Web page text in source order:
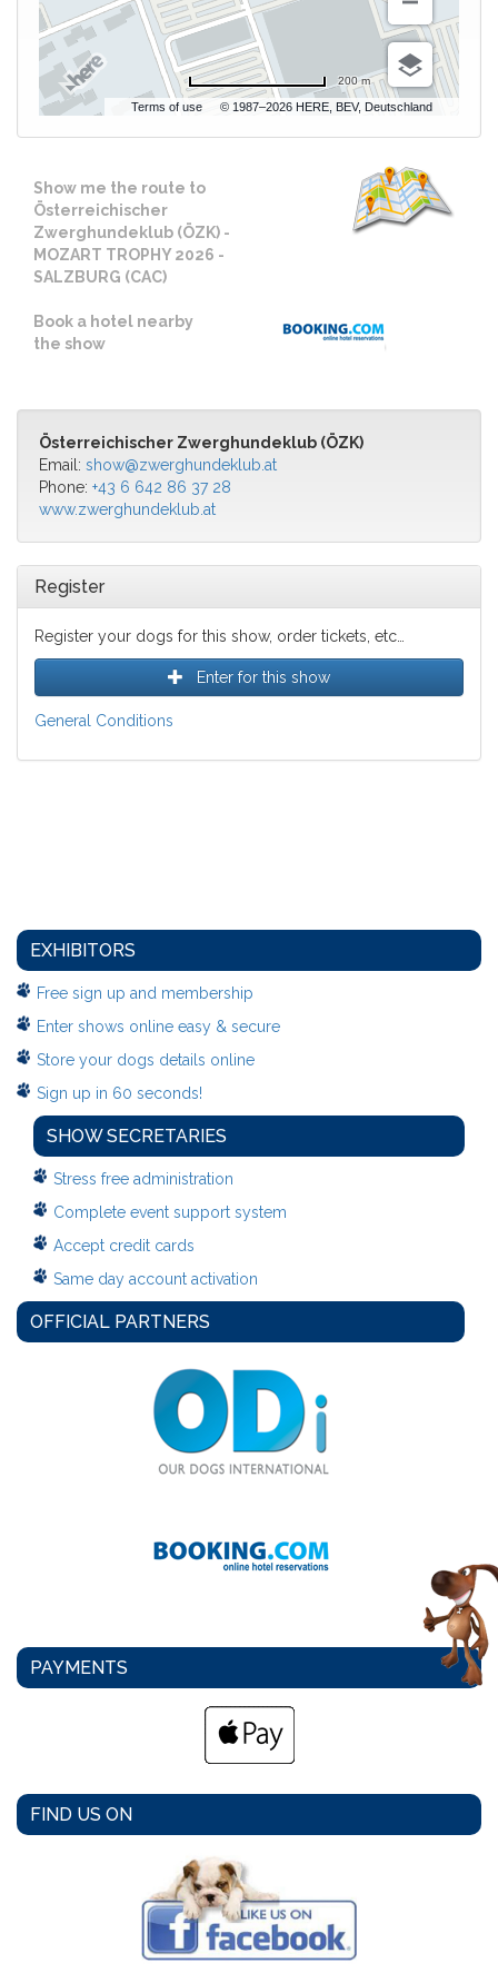
Terms of use © 1987–2026 HERE, BEV, Deutschland
200 m
Show me the route to
Österreichischer
Zwerghundeklub (ÖZK) -
MOZART TROPHY 2026 -
SALZBURG (CAC)
Book a hotel nearby
the show
Österreichischer Zwerghundeklub (ÖZK)
Email: show@zwerghundeklub.at
Phone: +43 6 642 86 37 28
www.zwerghundeklub.at
Register
Register your dogs for this show, order tickets, etc…
Enter for this show
General Conditions
EXHIBITORS
Free sign up and membership
Enter shows online easy & secure
Store your dogs details online
Sign up in 60 seconds!
SHOW SECRETARIES
Stress free administration
Complete event support system
Accept credit cards
Same day account activation
OFFICIAL PARTNERS
PAYMENTS
FIND US ON